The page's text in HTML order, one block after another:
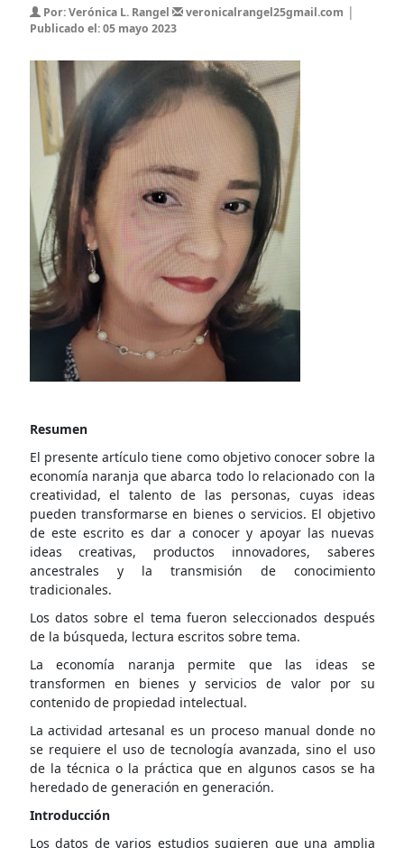
Por: Verónica L. Rangel veronicalrangel25gmail.com |
Publicado el: 05 mayo 2023
Resumen
El presente artículo tiene como objetivo conocer sobre la
economía naranja que abarca todo lo relacionado con la
creatividad, el talento de las personas, cuyas ideas
pueden transformarse en bienes o servicios. El objetivo
de este escrito es dar a conocer y apoyar las nuevas
ideas creativas, productos innovadores, saberes
ancestrales y la transmisión de conocimiento
tradicionales.
Los datos sobre el tema fueron seleccionados después
de la búsqueda, lectura escritos sobre tema.
La economía naranja permite que las ideas se
transformen en bienes y servicios de valor por su
contenido de propiedad intelectual.
La actividad artesanal es un proceso manual donde no
se requiere el uso de tecnología avanzada, sino el uso
de la técnica o la práctica que en algunos casos se ha
heredado de generación en generación.
Introducción
Los datos de varios estudios sugieren que una amplia